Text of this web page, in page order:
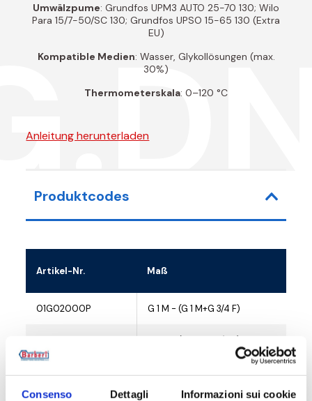
Consenso Dettagli Informazioni sui cookie
Umwälzpume: Grundfos UPM3 AUTO 25-70 130; Wilo
Para 15/7-50/SC 130; Grundfos UPSO 15-65 130 (Extra
EU)
Kompatible Medien: Wasser, Glykollösungen (max.
30%)
Thermometerskala: 0–120 °C
Anleitung herunterladen
Produktcodes
Artikel-Nr. Maß
01G02000P G 1 M - (G 1 M+G 3/4 F)
G 1 M - (G 1 M+G 3/4 F)